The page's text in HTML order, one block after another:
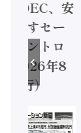
/ IDEC、安
かすセー
コントロ
2026年8
発行）